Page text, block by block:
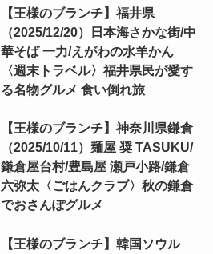
【王様のブランチ】福井県
（2025/12/20）日本海さかな街/中
華そば 一力/えがわの水羊かん
〈週末トラベル〉福井県民が愛す
る名物グルメ 食い倒れ旅
【王様のブランチ】神奈川県鎌倉
（2025/10/11）麺屋 奨 TASUKU/
鎌倉屋台村/豊島屋 瀬戸小路/鎌倉
六弥太〈ごはんクラブ〉秋の鎌倉
でおさんぽグルメ
【王様のブランチ】韓国ソウル